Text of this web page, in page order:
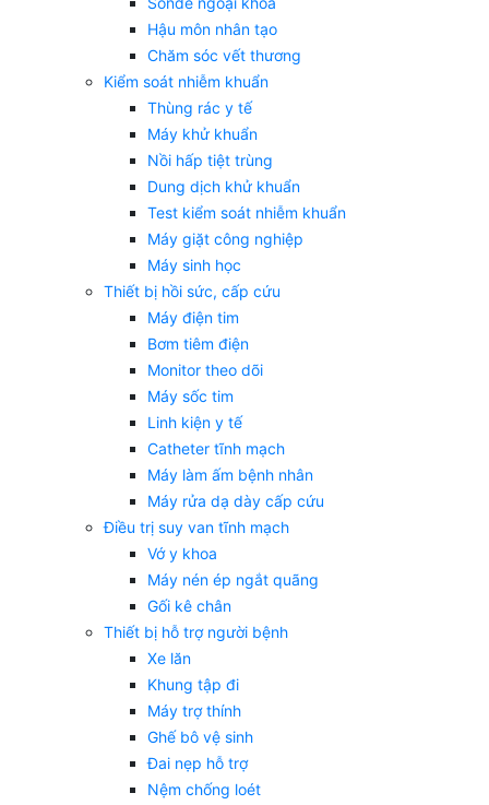
Hậu môn nhân tạo
Chăm sóc vết thương
Kiểm soát nhiễm khuẩn
Thùng rác y tế
Máy khử khuẩn
Nồi hấp tiệt trùng
Dung dịch khử khuẩn
Test kiểm soát nhiễm khuẩn
Máy giặt công nghiệp
Máy sinh học
Thiết bị hồi sức, cấp cứu
Máy điện tim
Bơm tiêm điện
Monitor theo dõi
Máy sốc tim
Linh kiện y tế
Catheter tĩnh mạch
Máy làm ấm bệnh nhân
Máy rửa dạ dày cấp cứu
Điều trị suy van tĩnh mạch
Vớ y khoa
Máy nén ép ngắt quãng
Gối kê chân
Thiết bị hỗ trợ người bệnh
Xe lăn
Khung tập đi
Máy trợ thính
Ghế bô vệ sinh
Đai nẹp hỗ trợ
Nệm chống loét